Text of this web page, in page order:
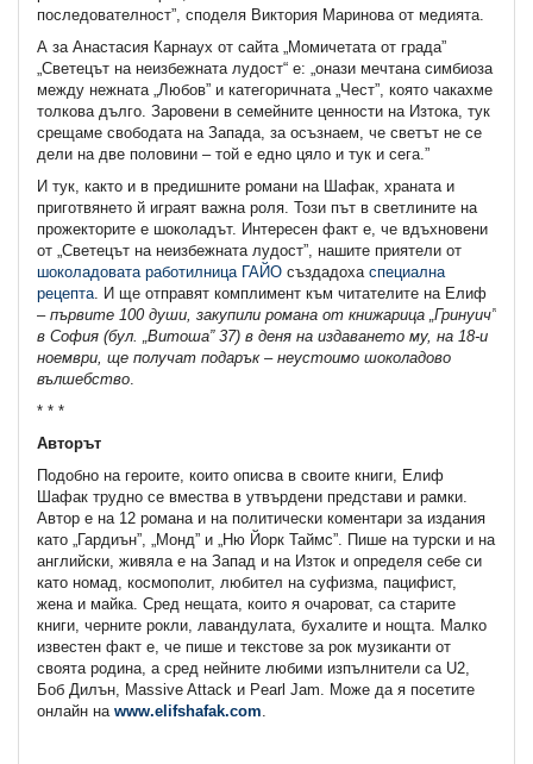
последователност”, споделя Виктория Маринова от медията.
А за Анастасия Карнаух от сайта „Момичетата от града”
„Светецът на неизбежната лудост“ е: „онази мечтана симбиоза
между нежната „Любов” и категоричната „Чест”, която чакахме
толкова дълго. Заровени в семейните ценности на Изтока, тук
срещаме свободата на Запада, за осъзнаем, че светът не се
дели на две половини – той е едно цяло и тук и сега.”
И тук, както и в предишните романи на Шафак, храната и
приготвянето й играят важна роля. Този път в светлините на
прожекторите е шоколадът. Интересен факт е, че вдъхновени
от „Светецът на неизбежната лудост”, нашите приятели от
шоколадовата работилница ГАЙО създадоха специална
рецепта . И ще отправят комплимент към читателите на Елиф
– първите 100 души, закупили романа от книжарица „Гринуич”
в София (бул. „Витоша” 37) в деня на издаването му, на 18-и
ноември, ще получат подарък – неустоимо шоколадово
вълшебство
* * *
Авторът
Подобно на героите, които описва в своите книги, Елиф
Шафак трудно се вмества в утвърдени представи и рамки.
Автор е на 12 романа и на политически коментари за издания
като „Гардиън”, „Монд” и „Ню Йорк Таймс”. Пише на турски и на
английски, живяла е на Запад и на Изток и определя себе си
като номад, космополит, любител на суфизма, пацифист,
жена и майка. Сред нещата, които я очароват, са старите
книги, черните рокли, лавандулата, бухалите и нощта. Малко
известен факт е, че пише и текстове за рок музиканти от
своята родина, а сред нейните любими изпълнители са U2,
Боб Дилън, Massive Attack и Pearl Jam. Може да я посетите
онлайн на www.elifshafak.com